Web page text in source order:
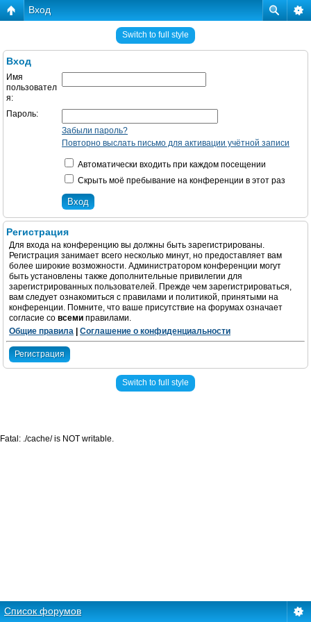
Вход
Switch to full style
Вход
Имя
пользовател
я:
Пароль:
Забыли пароль?
Повторно выслать письмо для активации учётной записи
Автоматически входить при каждом посещении
Скрыть моё пребывание на конференции в этот раз
Регистрация
Для входа на конференцию вы должны быть зарегистрированы.
Регистрация занимает всего несколько минут, но предоставляет вам
более широкие возможности. Администратором конференции могут
быть установлены также дополнительные привилегии для
зарегистрированных пользователей. Прежде чем зарегистрироваться,
вам следует ознакомиться с правилами и политикой, принятыми на
конференции. Помните, что ваше присутствие на форумах означает
согласие со всеми правилами.
Общие правила
Соглашение о конфиденциальности
Регистрация
Switch to full style
Список форумов
Fatal: ./cache/ is NOT writable.